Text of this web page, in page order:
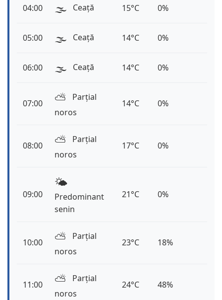
04:00 🌫️ Ceață 15°C 0%
05:00 🌫️ Ceață 14°C 0%
06:00 🌫️ Ceață 14°C 0%
07:00 ⛅️
Parțial
noros
14°C 0%
08:00 ⛅️
Parțial
noros
17°C 0%
09:00
🌤️
Predominant
senin
21°C 0%
10:00 ⛅️
Parțial
noros
23°C 18%
11:00 ⛅️
Parțial
noros
24°C 48%